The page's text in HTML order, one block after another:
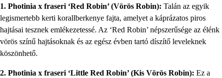
1. Photinia x fraseri ‘Red Robin’ (Vörös Robin): Talán az egyik
legismertebb kerti korallberkenye fajta, amelyet a káprázatos piros
hajtásai tesznek emlékezetessé. Az ‘Red Robin’ népszerűsége az élénk
vörös színű hajtásoknak és az egész évben tartó díszítő leveleknek
köszönhető.
2. Photinia x fraseri ‘Little Red Robin’ (Kis Vörös Robin): Ez a